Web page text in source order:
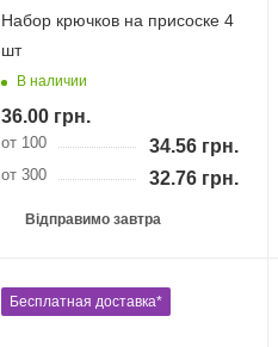
Набор крючков на присоске 4
шт
В наличии
36.00 грн.
от 100 34.56 грн.
от 300 32.76 грн.
Відправимо завтра
Бесплатная доставка*